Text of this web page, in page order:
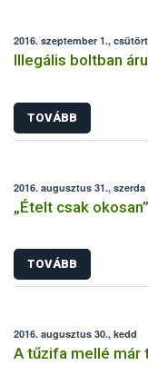
2016. szeptember 1.,
Illegális boltban
TOVÁBB
2016. augusztus 31., szerda
„Ételt csak
TOVÁBB
2016. augusztus 30., kedd
A tűzifa mellé már